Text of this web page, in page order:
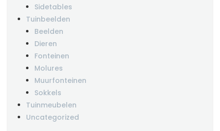
Sidetables
Tuinbeelden
Beelden
Dieren
Fonteinen
Molures
Muurfonteinen
Sokkels
Tuinmeubelen
Uncategorized